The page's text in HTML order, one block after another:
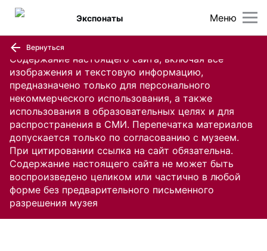
Содержание настоящего сайта, включая все
изображения и текстовую информацию,
предназначено только для персонального
некоммерческого использования, а также
использования в образовательных целях и для
распространения в СМИ. Перепечатка материалов
допускается только по согласованию с музеем.
При цитировании ссылка на сайт обязательна.
Содержание настоящего сайта не может быть
воспроизведено целиком или частично в любой
форме без предварительного письменного
разрешения музея
Меню
Экспонаты
Вернуться